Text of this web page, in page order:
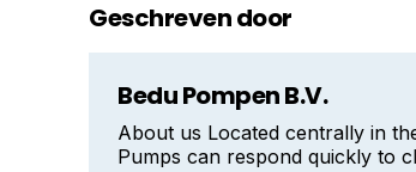
Geschreven door
Bedu Pompen B.V.
About us Located centrally in
Pumps can respond quickly to